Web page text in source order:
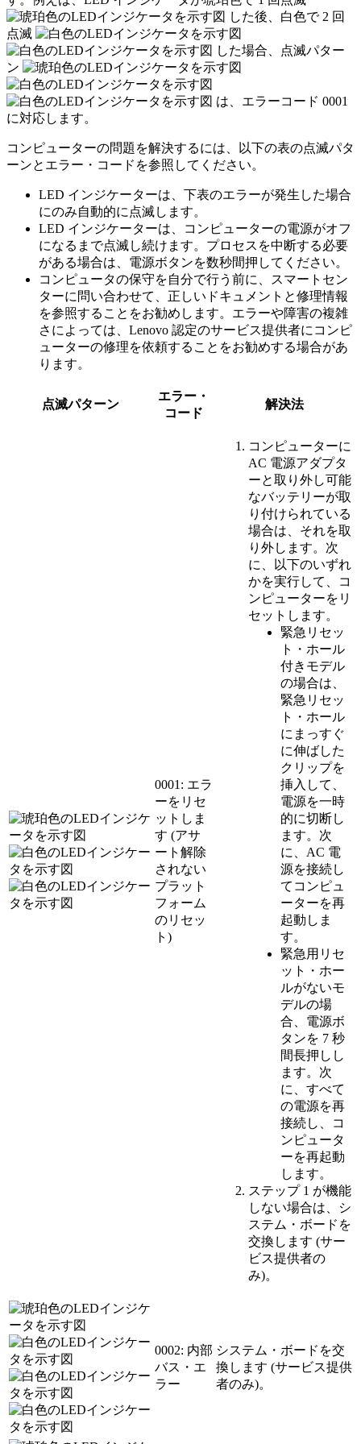
した後、白色で 2 回
点滅
した場合、点滅パター
ン
は、エラーコード 0001
に対応します。
コンピューターの問題を解決するには、以下の表の点滅パタ
ーンとエラー・コードを参照してください。
LED インジケーターは、下表のエラーが発生した場合
にのみ自動的に点滅します。
LED インジケーターは、コンピューターの電源がオフ
になるまで点滅し続けます。プロセスを中断する必要
がある場合は、電源ボタンを数秒間押してください。
コンピュータの保守を自分で行う前に、スマートセン
ターに問い合わせて、正しいドキュメントと修理情報
を参照することをお勧めします。エラーや障害の複雑
さによっては、Lenovo 認定のサービス提供者にコンピ
ューターの修理を依頼することをお勧めする場合があ
ります。
点滅パターン
エラー・
コード
解決法
0001: エラ
ーをリセ
ットしま
す (アサ
ート解除
されない
プラット
フォーム
のリセッ
ト)
コンピューターに
AC 電源アダプタ
ーと取り外し可能
なバッテリーが取
り付けられている
場合は、それを取
り外します。次
に、以下のいずれ
かを実行して、コ
ンピューターをリ
セットします。
緊急リセッ
ト・ホール
付きモデル
の場合は、
緊急リセッ
ト・ホール
にまっすぐ
に伸ばした
クリップを
挿入して、
電源を一時
的に切断し
ます。次
に、AC 電
源を接続し
てコンピュ
ーターを再
起動しま
す。
緊急用リセ
ット・ホー
ルがないモ
デルの場
合、電源ボ
タンを 7 秒
間長押しし
ます。次
に、すべて
の電源を再
接続し、コ
ンピュータ
ーを再起動
します。
ステップ 1 が機能
しない場合は、シ
ステム・ボードを
交換します (サー
ビス提供者の
み)。
0002: 内部
バス・エ
ラー
システム・ボードを交
換します (サービス提供
者のみ)。